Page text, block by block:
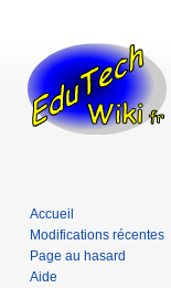
Accueil
Modifications récentes
Page au hasard
Aide